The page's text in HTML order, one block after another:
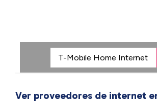
Ver proveedores de internet